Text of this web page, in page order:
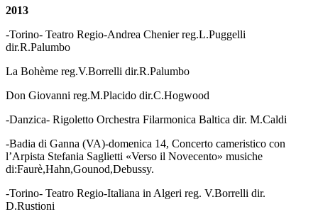
2013
-Torino- Teatro Regio-Andrea Chenier reg.L.Puggelli
dir.R.Palumbo
La Bohème reg.V.Borrelli dir.R.Palumbo
Don Giovanni reg.M.Placido dir.C.Hogwood
-Danzica- Rigoletto Orchestra Filarmonica Baltica dir. M.Caldi
-Badia di Ganna (VA)-domenica 14, Concerto cameristico con
l’Arpista Stefania Saglietti «Verso il Novecento» musiche
di:Faurè,Hahn,Gounod,Debussy.
-Torino- Teatro Regio-Italiana in Algeri reg. V.Borrelli dir.
D.Rustioni